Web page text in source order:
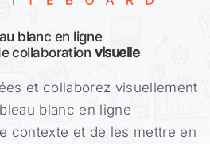
blanc en ligne
collaboration visuelle
et collaborez visuellement
blanc en ligne
contexte et de les mettre en